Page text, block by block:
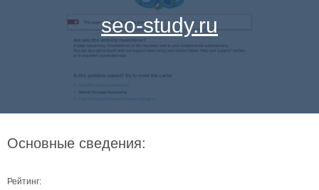
seo-study.ru
Основные сведения:
Рейтинг: